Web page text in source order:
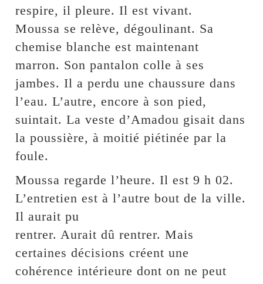
respire, il pleure. Il est vivant.
Moussa se relève, dégoulinant. Sa
chemise blanche est maintenant
marron. Son pantalon colle à ses
jambes. Il a perdu une chaussure dans
l’eau. L’autre, encore à son pied,
suintait. La veste d’Amadou gisait dans
la poussière, à moitié piétinée par la
foule.
Moussa regarde l’heure. Il est 9 h 02.
L’entretien est à l’autre bout de la ville.
Il aurait pu
rentrer. Aurait dû rentrer. Mais
certaines décisions créent une
cohérence intérieure dont on ne peut